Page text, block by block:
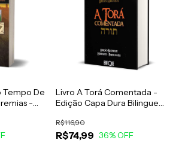
Tempo De
-
Livro A Torá Comentada -
Edição Capa Dura Bilingue
Kibuuka
R$74,99
R$116,90
36% OFF